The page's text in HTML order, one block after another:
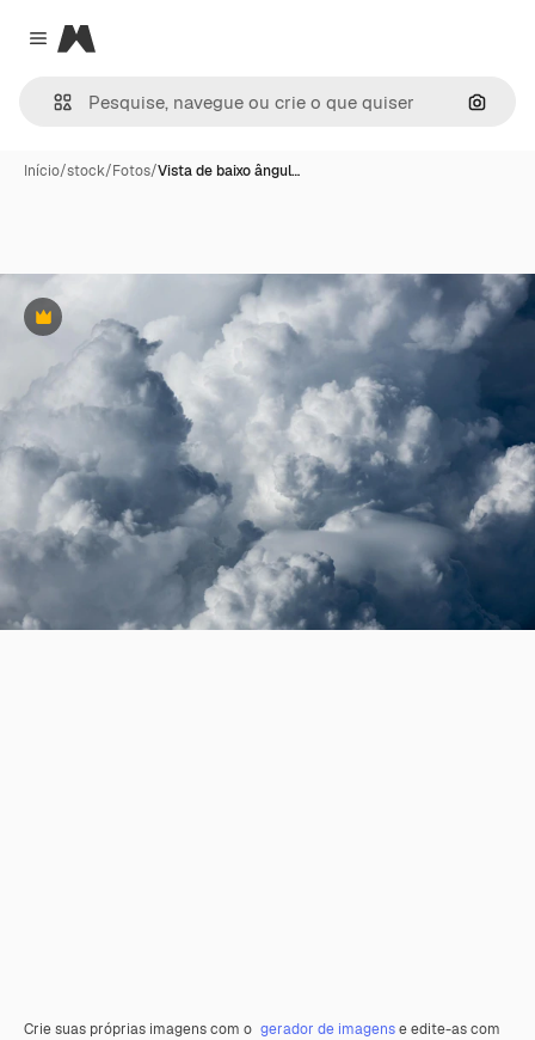
Close menu
Magnific
Início/stock/Fotos/Vista de baixo ângul…
Premium
Crie suas próprias imagens com o gerador de imagense edite-as com